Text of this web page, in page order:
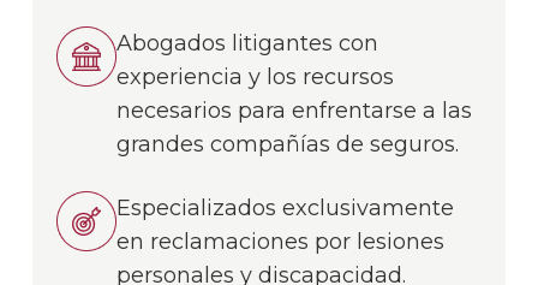
Abogados litigantes con
experiencia y los recursos
necesarios para enfrentarse a las
grandes compañías de seguros.
Especializados exclusivamente
en reclamaciones por lesiones
personales y discapacidad.